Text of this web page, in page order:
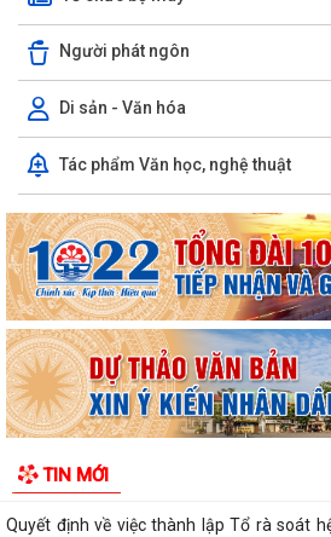
Người phát ngôn
Di sản - Văn hóa
Tác phẩm Văn học, nghệ thuật
TIN MỚI
Quyết định số 1573/QĐ-UBND Về việc
thị Kinh Bắc - CTCP thuê đất để...
Chương trình công tác tháng 7 năm 2026
Thông báo về số lượng, tên gọi các thôn
thôn trên địa bàn xã Thượng...
UBND xã Thượng Hồng ban hành quyết
tại Trụ sở UBND xã
hộ kinh doanh tiêu biểu trên...
Quyết định về việc thành lập Tổ rà soát